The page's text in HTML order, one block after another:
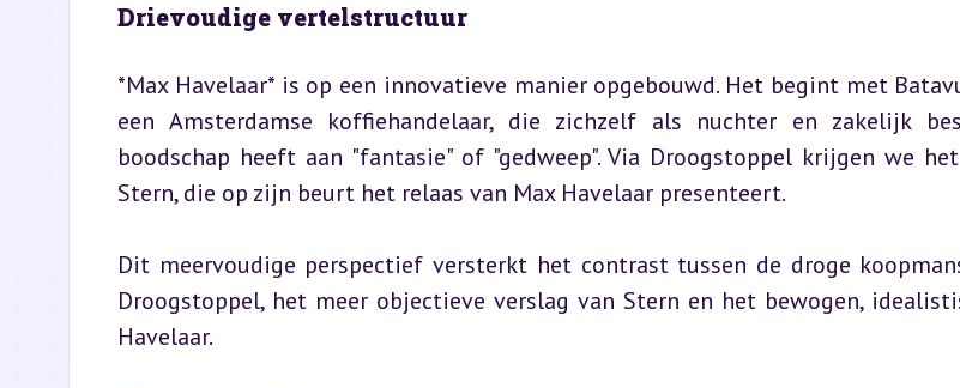
Drievoudige vertelstructuur
*Max Havelaar* is op een innovatieve manier opgebouwd. Het begint met
een Amsterdamse koffiehandelaar, die zichzelf als nuchter en zakelijk
boodschap heeft aan "fantasie" of "gedweep". Via Droogstoppel krijgen we
Stern, die op zijn beurt het relaas van Max Havelaar presenteert.
Dit meervoudige perspectief versterkt het contrast tussen de droge
Droogstoppel, het meer objectieve verslag van Stern en het bewogen,
Havelaar.